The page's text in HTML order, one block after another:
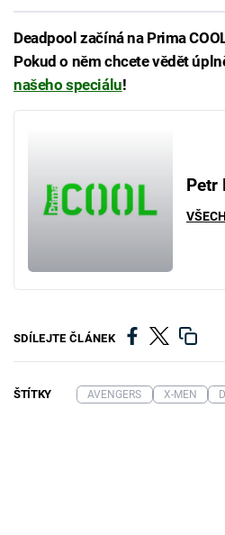
Deadpool začíná na Prima
Pokud o něm chcete vědět
našeho speciálu!
Petr
SDÍLEJTE ČLÁNEK
ŠTÍTKY AVENGERS X-MEN